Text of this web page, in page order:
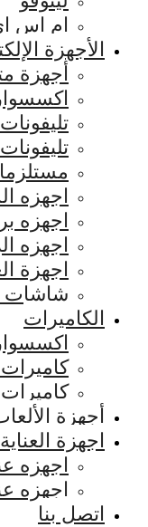
ام اس
الأجهزة
أجهزة
اجهزه
اجهزه
اجهزه
اجهزة
شاشات
الكاميرات
كاميرات
أجهزة
اجهزة
اجهزه
اجهزه
اتصل بنا